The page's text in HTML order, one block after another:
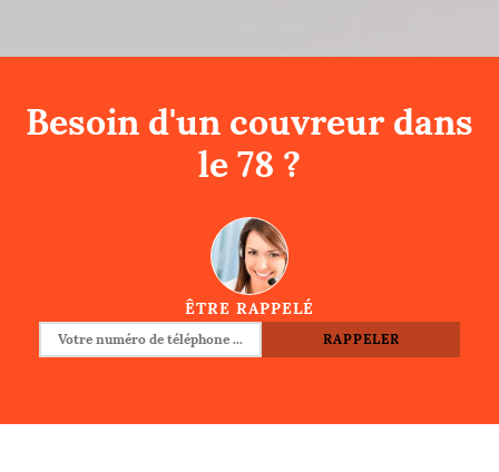
Besoin d'un couvreur dans
le 78 ?
ÊTRE RAPPELÉ